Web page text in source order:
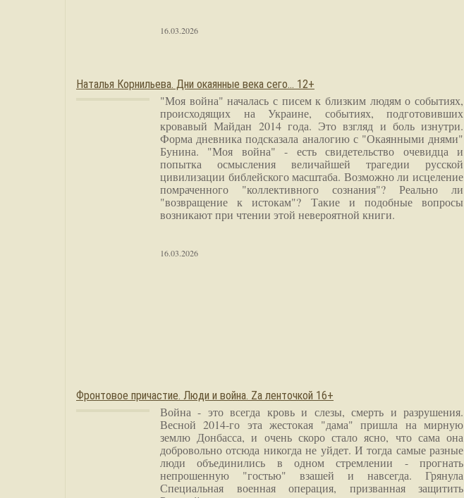
16.03.2026
Наталья Корнильева. Дни окаянные века сего… 12+
"Моя война" началась с писем к близким людям о событиях,
происходящих на Украине, событиях, подготовивших
кровавый Майдан 2014 года. Это взгляд и боль изнутри.
Форма дневника подсказала аналогию с "Окаянными днями"
Бунина. "Моя война" - есть свидетельство очевидца и
попытка осмысления величайшей трагедии русской
цивилизации библейского масштаба. Возможно ли исцеление
помраченного "коллективного сознания"? Реально ли
"возвращение к истокам"? Такие и подобные вопросы
возникают при чтении этой невероятной книги.
16.03.2026
Фронтовое причастие. Люди и война. Zа ленточкой 16+
Война - это всегда кровь и слезы, смерть и разрушения.
Весной 2014-го эта жестокая "дама" пришла на мирную
землю Донбасса, и очень скоро стало ясно, что сама она
добровольно отсюда никогда не уйдет. И тогда самые разные
люди объединились в одном стремлении - прогнать
непрошенную "гостью" взашей и навсегда. Грянула
Специальная военная операция, призванная защитить